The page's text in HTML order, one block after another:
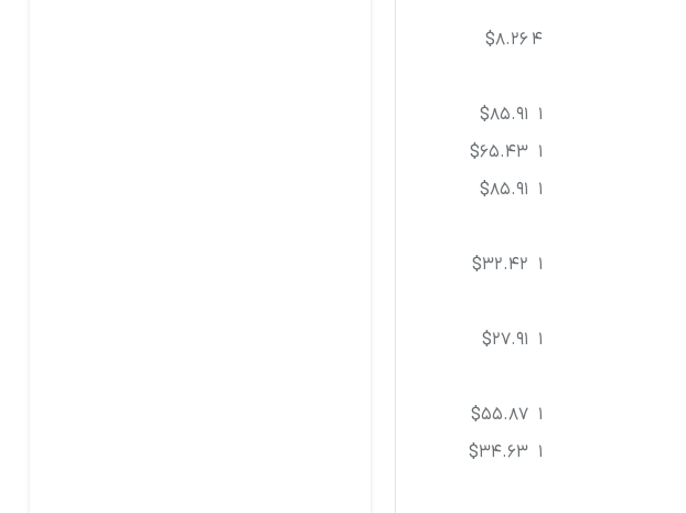
4
$8.26
1
$85.91
1
$65.43
1
$85.91
1
$32.42
1
$27.91
1
$55.87
1
$34.63